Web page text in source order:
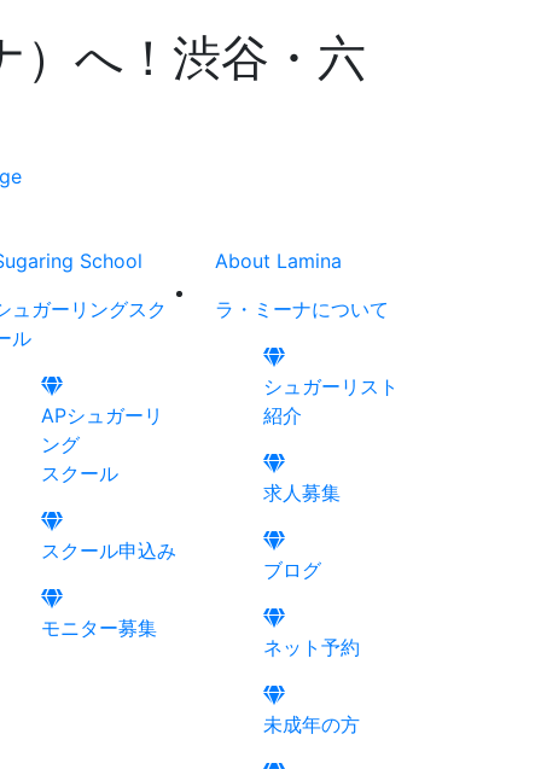
）へ！渋谷・六
School
ュガーリングスク
ル
APシュガーリ
ング
スクール
スクール申込み
モニター募集
About Lamina
ラ・ミーナについて
シュガーリスト
紹介
求人募集
ブログ
ネット予約
未成年の方